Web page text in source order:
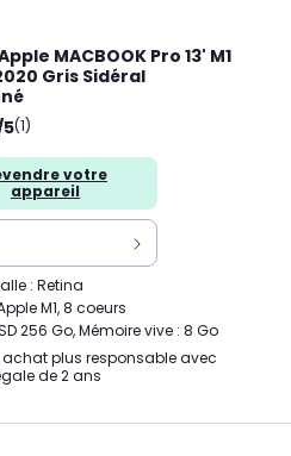
MACBOOK Pro 13' M1
Gris Sidéral
(1)
votre
appareil
: Retina
M1, 8 coeurs
256 Go, Mémoire vive : 8 Go
achat plus responsable avec
de 2 ans